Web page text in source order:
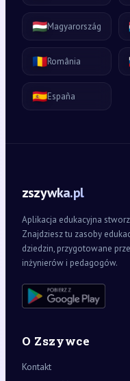
🇭🇺Magyarország
🇷🇴România
🇪🇸España
zszywka.pl
Aplikacja edukacyjna
Znajdziesz tu zasoby
dziedzin, przygotowane
inżynierów i pedagogów.
O Zszywce
Kontakt